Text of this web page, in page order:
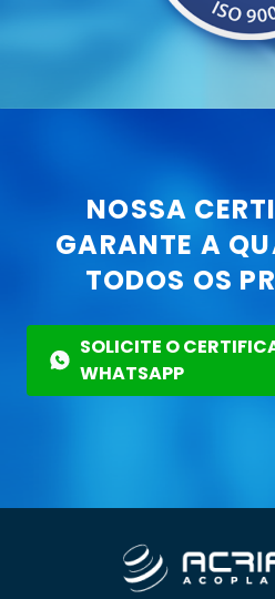
NOSSA
GARANTE A
TODOS OS
SOLICITE O
WHATSAPP